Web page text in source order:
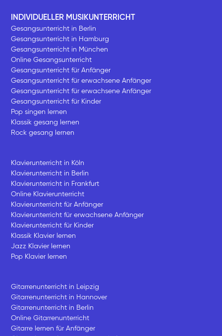
INDIVIDUELLER MUSIKUNTERRICHT
Gesangsunterricht in Berlin
Gesangsunterricht in Hamburg
Gesangsunterricht in München
Online Gesangsunterricht
Gesangsunterricht für Anfänger
Gesangsunterricht für erwachsene Anfänger
Gesangsunterricht für erwachsene Anfänger
Gesangsunterricht für Kinder
Pop singen lernen
Klassik gesang lernen
Rock gesang lernen
Klavierunterricht in Köln
Klavierunterricht in Berlin
Klavierunterricht in Frankfurt
Online Klavierunterricht
Klavierunterricht für Anfänger
Klavierunterricht für erwachsene Anfänger
Klavierunterricht für Kinder
Klassik Klavier lernen
Jazz Klavier lernen
Pop Klavier lernen
Gitarrenunterricht in Leipzig
Gitarrenunterricht in Hannover
Gitarrenunterricht in Berlin
Online Gitarrenunterricht
Gitarre lernen für Anfänger